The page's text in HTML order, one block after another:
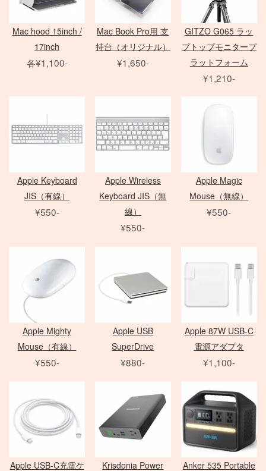
PHASE ONE IQシリーズ
PHASE ONE 中判カメラ
デジタルアクセサリ
バッテリー関連
バッテリーグリップ
動画撮影用アクセサリ
その他カメラ
ケーブル / アダプター
PC用 ケーブル
映像出力用 ケーブル
映像出力用 変換アダプタ
PC / PC-E レンズ
AI レンズ
アクセサリ
スピードライト
レリーズ
Sony Lens/ ACC
FE 単焦点レンズ
アクセサリ
EF Mount Lens
Sigma 単焦点レンズ
Sigma ズームレンズ
Laowa 単焦点レンズ
Film Camera / Lens
セコールD レンズ
FUJIFILM GFX
Film Camera / Lens
クラシックカメラ専門 姉妹店「スプール」
中判 在庫リスト
クラシックカメラ専門 姉妹店「スプール」
QUICK-SET
ハスキー三脚
一脚・三脚
雲台・他
スタビライザー
Kenko
ND フィルター
PL フィルター
ソフトフィルター
クロスフィルター
その他のフィルター
ND フィルター
PL フィルター
クローズアップ
CROMOFILTER
モノブロック
（ACタイプ）
クリップオン
オパライト
ソフトボックス
アクセサリ
COMET
電源部
モノブロック
ARRI
Phottix
ASTERA
Fotodiox
KINO FLO
Litepanels
Other Brand
HMI
broncolor
DEDOLIGHT
アクセサリ
Manfrotto
Avenger
Avenger
Others
オートポール
Manfrotto
折り畳みレフ
ロールレフ
布/フレーム/他
フレーム
打ち枝
発電機/他
発電機
暖房
Mac hood 15inch /
17inch
各¥1,100-
Mac Book Pro用 支
持台（オリジナル）
¥1,650-
GITZO G065 ラッ
プトップモニタープ
ラットフォーム
¥1,210-
Apple Keyboard
JIS（有線）
¥550-
Apple Wireless
Keyboard JIS（無
線）
¥550-
Apple Magic
Mouse（無線）
¥550-
Apple Mighty
Mouse（有線）
¥550-
Apple USB
SuperDrive
¥880-
Apple 87W USB-C
電源アダプタ
¥1,100-
Apple USB-C充電ケ Krisdonia Power Anker 535 Portable